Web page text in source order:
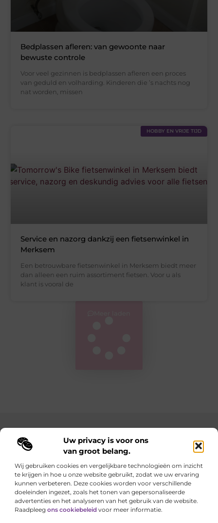
Uw privacy is voor ons
van groot belang.
Wij gebruiken cookies en vergelijkbare technologieën om inzicht
te krijgen in hoe u onze website gebruikt, zodat we uw ervaring
kunnen verbeteren. Deze cookies worden voor verschillende
doeleinden ingezet, zoals het tonen van gepersonaliseerde
advertenties en het analyseren van het gebruik van de website.
Raadpleeg ons cookiebeleid voor meer informatie.
Bedplassen afleren: van gewoonte naar
bewuste controle
Voor veel gezinnen is bedplassen afleren een proces
van geduld en volharding. Kinderen die ’s nachts nog
nat worden, missen
HOBBY EN VRIJE TIJD
Service en nazorg dankzij een fietsenwinkel in
Merksem
Een betrouwbare fietsenwinkel in Merksem biedt meer
dan alleen een ruim assortiment fietsen. Voor u als
klant is vooral de
Main Links
Elke dag iets nieuws op lindart.be
Laat je verrassen door creatieve blogs vol inspiratie,